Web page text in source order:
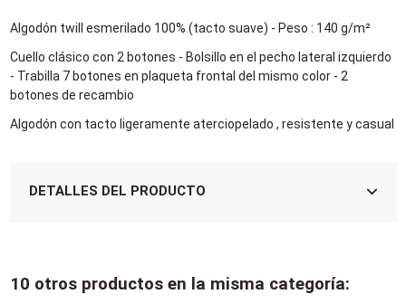
Algodón twill esmerilado 100% (tacto suave) - Peso : 140 g/m²
Cuello clásico con 2 botones - Bolsillo en el pecho lateral izquierdo
- Trabilla 7 botones en plaqueta frontal del mismo color - 2
botones de recambio
Algodón con tacto ligeramente aterciopelado , resistente y casual
DETALLES DEL PRODUCTO
10 otros productos en la misma categoría: